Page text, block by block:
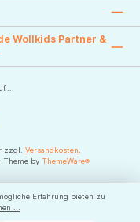
Wollkids Partner &
zzgl. Versandkosten
Theme by ThemeWare®
Erfahrung bieten zu
...